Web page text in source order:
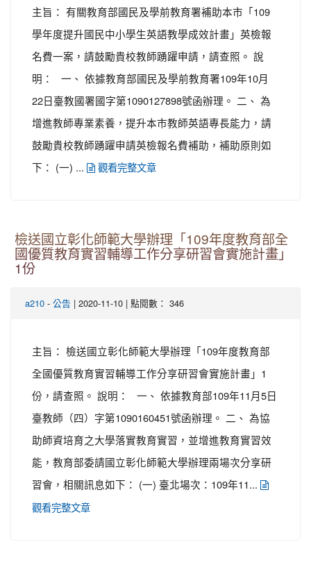
主旨： 有關教育部國民及學前教育署補助本市「109
學年度提升國民中小學生英語教學成效計畫」英檢報
名費一案，請鼓勵貴校教師踴躍申請，請查照。 說
明： 一、 依據教育部國民及學前教育署109年10月
22日臺教國署國字第1090127898號函辦理。 二、 為
增進教師專業素養，提升本市教師英語專長能力，請
鼓勵貴校教師踴躍申請英檢報名費補助，補助原則如
下： (一) ...
觀看完整文章
檢送國立彰化師範大學辦理「109年度教育部全
國優質教育實習輔導工作分享研習會實施計畫」
1份
a210 - 公告 | 2020-11-10 | 點閱數： 346
主旨： 檢送國立彰化師範大學辦理「109年度教育部
全國優質教育實習輔導工作分享研習會實施計畫」1
份，請查照。 說明： 一、 依據教育部109年11月5日
臺教師（四）字第1090160451號函辦理。 二、 為協
助師資培育之大學落實教育實習，並增進教育實習效
能，教育部委請國立彰化師範大學辦理兩場次分享研
習會，相關訊息如下： (一) 臺北場次：109年11...
觀看完整文章